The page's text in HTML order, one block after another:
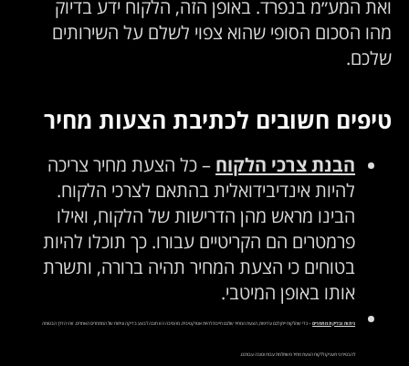
ואת המע״מ בנפרד. באופן הזה, הלקוח ידע בדיוק
מהו הסכום הסופי שהוא צפוי לשלם על השירותים
שלכם.
טיפים חשובים לכתיבת הצעות מחיר
הבנת צרכי הלקוח – כל הצעת מחיר צריכה
להיות אינדיבידואלית בהתאם לצרכי הלקוח.
הבינו מראש מהן הדרישות של הלקוח, ואילו
פרמטרים הם הקריטיים עבורו. כך תוכלו להיות
בטוחים כי הצעת המחיר תהיה ברורה, ותשרת
אותו באופן המיטבי.
ניתוח ובדיקת מתחרים– כדי שהלקוח ייתן לכם עדיפות, הצעת המחיר שלכם חייבת להיות אטרקטיבית. מהסיבה הזו חובה לבצע בדיקה וניתוח של המתחרים האחרים. זוהי הדרך הבטוחה
להבטיח כי תעניקו ללקוח הצעת מחיר משתלמת עבורו וטובה עבורכם.